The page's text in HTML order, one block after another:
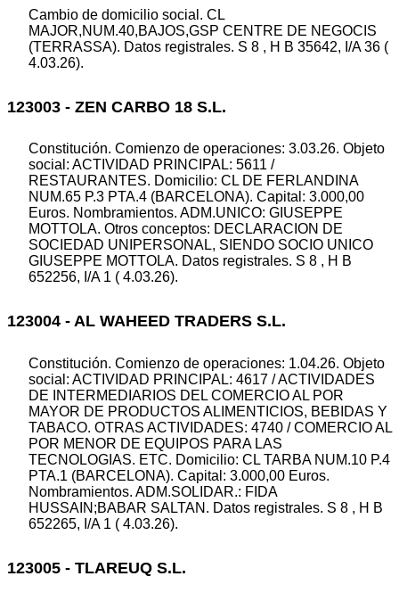
Cambio de domicilio social. CL
MAJOR,NUM.40,BAJOS,GSP CENTRE DE NEGOCIS
(TERRASSA). Datos registrales. S 8 , H B 35642, I/A 36 (
4.03.26).
123003 - ZEN CARBO 18 S.L.
Constitución. Comienzo de operaciones: 3.03.26. Objeto
social: ACTIVIDAD PRINCIPAL: 5611 /
RESTAURANTES. Domicilio: CL DE FERLANDINA
NUM.65 P.3 PTA.4 (BARCELONA). Capital: 3.000,00
Euros. Nombramientos. ADM.UNICO: GIUSEPPE
MOTTOLA. Otros conceptos: DECLARACION DE
SOCIEDAD UNIPERSONAL, SIENDO SOCIO UNICO
GIUSEPPE MOTTOLA. Datos registrales. S 8 , H B
652256, I/A 1 ( 4.03.26).
123004 - AL WAHEED TRADERS S.L.
Constitución. Comienzo de operaciones: 1.04.26. Objeto
social: ACTIVIDAD PRINCIPAL: 4617 / ACTIVIDADES
DE INTERMEDIARIOS DEL COMERCIO AL POR
MAYOR DE PRODUCTOS ALIMENTICIOS, BEBIDAS Y
TABACO. OTRAS ACTIVIDADES: 4740 / COMERCIO AL
POR MENOR DE EQUIPOS PARA LAS
TECNOLOGIAS. ETC. Domicilio: CL TARBA NUM.10 P.4
PTA.1 (BARCELONA). Capital: 3.000,00 Euros.
Nombramientos. ADM.SOLIDAR.: FIDA
HUSSAIN;BABAR SALTAN. Datos registrales. S 8 , H B
652265, I/A 1 ( 4.03.26).
123005 - TLAREUQ S.L.